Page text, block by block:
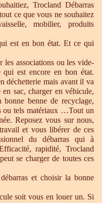
Trocland Débarras
ce que vous ne souhaitez
mobilier, produits
est en bon état. Et ce qui
les associations ou les vide-
est encore en bon état.
déchetterie mais avant il va
sac, charger en véhicule,
bonne benne de recyclage,
ou tels matériaux …Tout un
Reposez vous sur nous,
et vous libérer de ces
du débarras qui à
rapidité, Trocland
se charger de toutes ces
et choisir la bonne
soit vous en louer un. Si